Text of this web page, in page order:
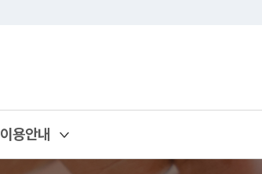
이용안내
열기